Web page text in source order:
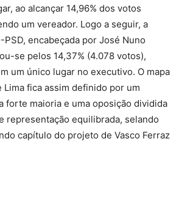
ao alcançar 14,96% dos votos
um vereador. Logo a seguir, a
encabeçada por José Nuno
se pelos 14,37% (4.078 votos),
um único lugar no executivo. O mapa
fica assim definido por um
forte maioria e uma oposição dividida
representação equilibrada, selando
capítulo do projeto de Vasco Ferraz